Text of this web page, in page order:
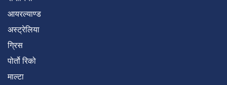
आयरल्याण्ड
अस्ट्रेलिया
ग्रिस
पोर्तो रिको
माल्टा